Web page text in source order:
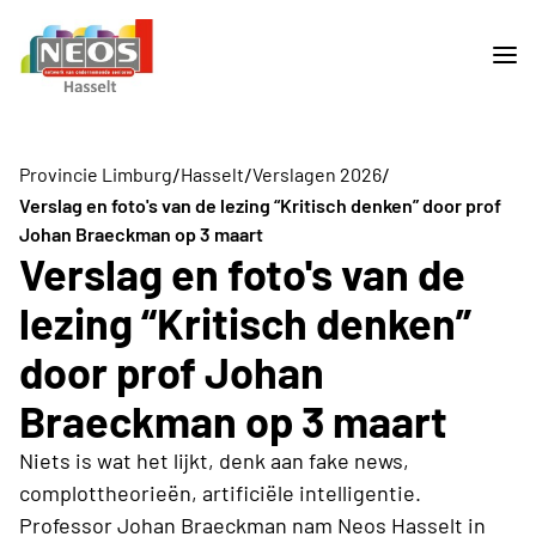
Provincie Limburg/Hasselt/Verslagen 2026/
Verslag en foto's van de lezing “Kritisch denken” door prof
Johan Braeckman op 3 maart
Verslag en foto's van de
lezing “Kritisch denken”
door prof Johan
Braeckman op 3 maart
Niets is wat het lijkt, denk aan fake news,
complottheorieën, artificiële intelligentie.
Professor Johan Braeckman nam Neos Hasselt in